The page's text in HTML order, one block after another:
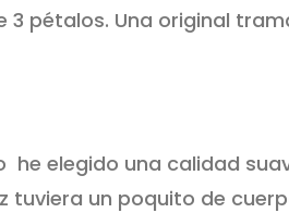
3 pétalos. Una original
he elegido una calidad
tuviera un poquito de